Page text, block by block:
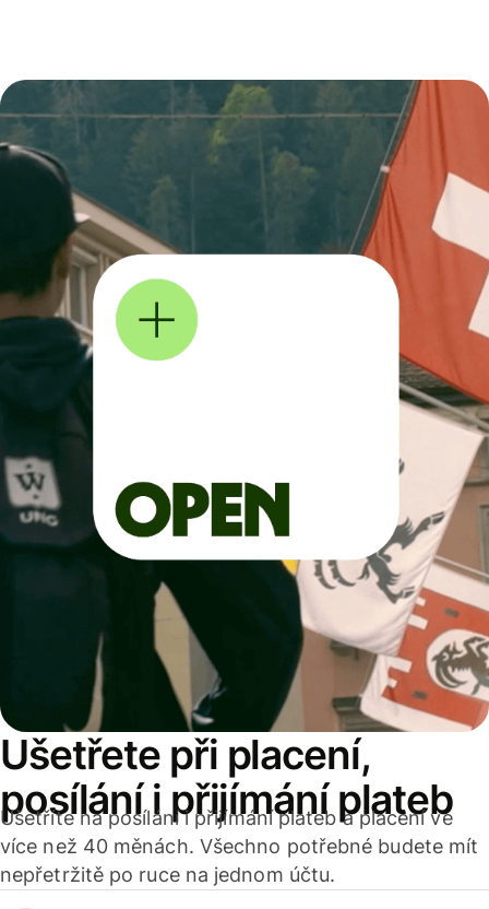
Ušetřete při placení,
posílání i přijímání plateb
Ušetříte na posílání i přijímání plateb a placení ve
více než 40 měnách. Všechno potřebné budete mít
nepřetržitě po ruce na jednom účtu.